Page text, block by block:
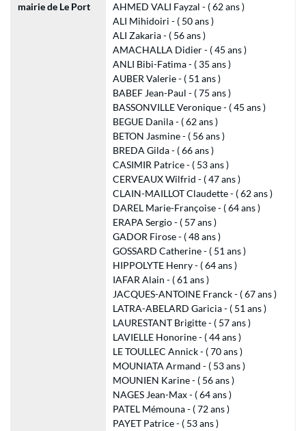
mairie de Le Port
AHMED VALI Fayzal - ( 62 ans )
ALI Mihidoiri - ( 50 ans )
ALI Zakaria - ( 56 ans )
AMACHALLA Didier - ( 45 ans )
ANLI Bibi-Fatima - ( 35 ans )
AUBER Valerie - ( 51 ans )
BABEF Jean-Paul - ( 75 ans )
BASSONVILLE Veronique - ( 45 ans )
BEGUE Danila - ( 62 ans )
BETON Jasmine - ( 56 ans )
BREDA Gilda - ( 66 ans )
CASIMIR Patrice - ( 53 ans )
CERVEAUX Wilfrid - ( 47 ans )
CLAIN-MAILLOT Claudette - ( 62 ans )
DAREL Marie-Françoise - ( 64 ans )
ERAPA Sergio - ( 57 ans )
GADOR Firose - ( 48 ans )
GOSSARD Catherine - ( 51 ans )
HIPPOLYTE Henry - ( 64 ans )
IAFAR Alain - ( 61 ans )
JACQUES-ANTOINE Franck - ( 67 ans )
LATRA-ABELARD Garicia - ( 51 ans )
LAURESTANT Brigitte - ( 57 ans )
LAVIELLE Honorine - ( 44 ans )
LE TOULLEC Annick - ( 70 ans )
MOUNIATA Armand - ( 53 ans )
MOUNIEN Karine - ( 56 ans )
NAGES Jean-Max - ( 64 ans )
PATEL Mémouna - ( 72 ans )
PAYET Patrice - ( 53 ans )